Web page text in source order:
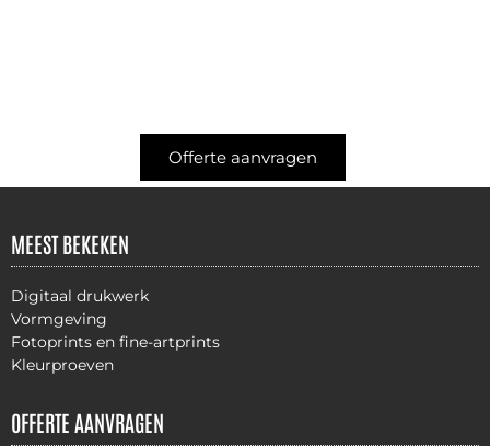
Offerte aanvragen
MEEST BEKEKEN
Digitaal drukwerk
Vormgeving
Fotoprints en fine-artprints
Kleurproeven
OFFERTE AANVRAGEN